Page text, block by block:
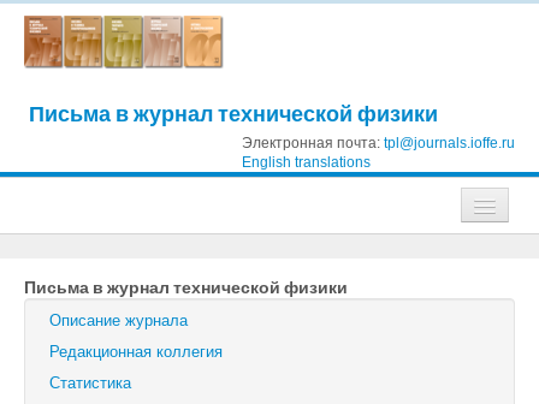
Письма в журнал технической физики
Электронная почта: tpl@journals.ioffe.ru
English translations
Журнал технической физики
Письма в Журнал технической физики
Физика твердого тела
Письма в журнал технической физики
Описание журнала
Редакционная коллегия
Статистика